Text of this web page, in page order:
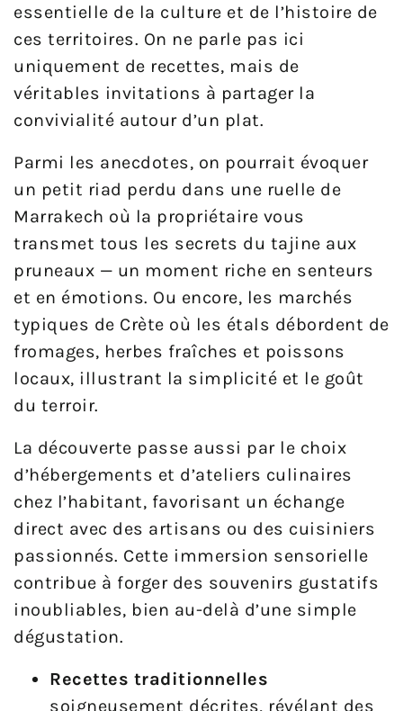
essentielle de la culture et de l’histoire de
ces territoires. On ne parle pas ici
uniquement de recettes, mais de
véritables invitations à partager la
convivialité autour d’un plat.
Parmi les anecdotes, on pourrait évoquer
un petit riad perdu dans une ruelle de
Marrakech où la propriétaire vous
transmet tous les secrets du tajine aux
pruneaux — un moment riche en senteurs
et en émotions. Ou encore, les marchés
typiques de Crète où les étals débordent de
fromages, herbes fraîches et poissons
locaux, illustrant la simplicité et le goût
du terroir.
La découverte passe aussi par le choix
d’hébergements et d’ateliers culinaires
chez l’habitant, favorisant un échange
direct avec des artisans ou des cuisiniers
passionnés. Cette immersion sensorielle
contribue à forger des souvenirs gustatifs
inoubliables, bien au-delà d’une simple
dégustation.
Recettes traditionnelles
soigneusement décrites, révélant des